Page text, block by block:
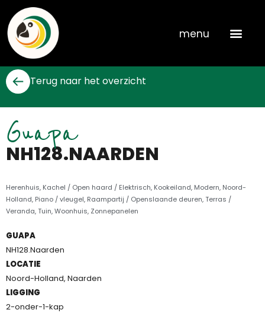
content
menu
Terug naar het overzicht
Guapa
NH128.NAARDEN
Herenhuis, Kachel / Open haard / Elektrisch, Kookeiland, Modern, Noord-
Holland, Piano / vleugel, Raampartij / Openslaande deuren,Terras /
Veranda,Tuin,Woonhuis, Zonnepanelen
GUAPA
NH128.Naarden
LOCATIE
Noord-Holland, Naarden
LIGGING
2-onder-1-kap